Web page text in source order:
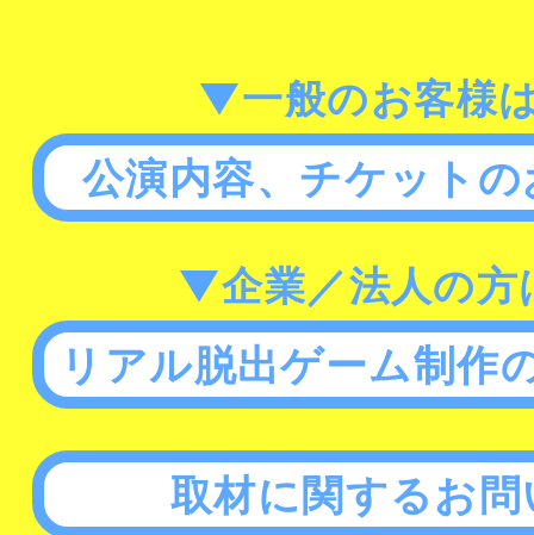
▼一般のお客様
公演内容、チケット
▼企業／法人の方
リアル脱出ゲーム制作
取材に関するお